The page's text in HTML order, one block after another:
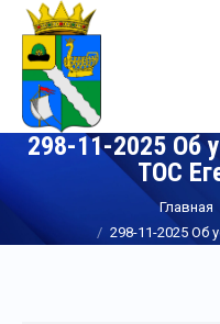
298-11-2025 Об
ТОС
Главная
298-11-2025 Об